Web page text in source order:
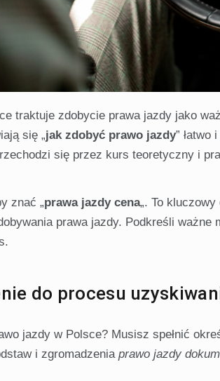
traktuje zdobycie prawa jazdy jako
się „jak zdobyć prawo jazdy” łatwo
się przez kurs teoretyczny i
znać „prawa jazdy cena„. To
prawa jazdy. Podkreśli ważne
do procesu
jazdy w Polsce? Musisz spełnić
i zgromadzenia prawo jazdy